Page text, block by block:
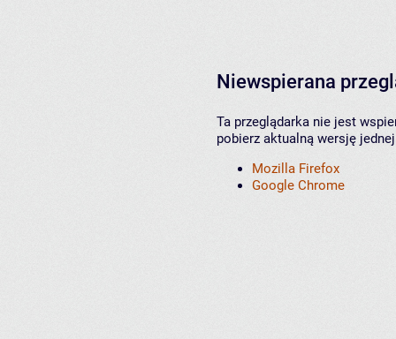
Niewspierana
Ta przeglądarka nie jest
pobierz aktualną wersję
Mozilla Firefox
Google Chrome